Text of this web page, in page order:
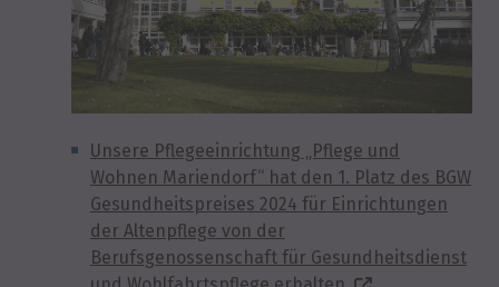
Unsere Pflegeeinrichtung „Pflege und
Wohnen Mariendorf“ hat den 1. Platz des BGW
Gesundheitspreises 2024 für Einrichtungen
der Altenpflege von der
Berufsgenossenschaft für Gesundheitsdienst